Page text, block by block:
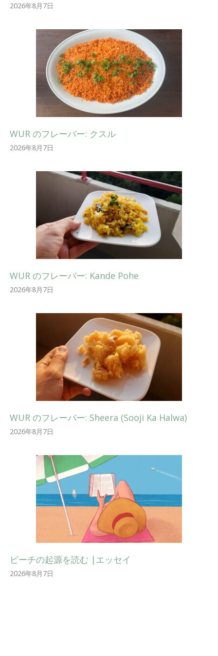
2026年8月7日
WUR のフレーバー: クスル
2026年8月7日
WUR のフレーバー: Kande Pohe
2026年8月7日
WUR のフレーバー: Sheera (Sooji Ka Halwa)
2026年8月7日
ビーチの起源を読む |エッセイ
2026年8月7日